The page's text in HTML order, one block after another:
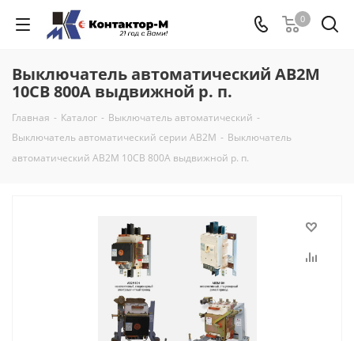
0
Выключатель автоматический АВ2М
10СВ 800А выдвижной р. п.
Главная - Каталог - Выключатель автоматический -
Выключатель автоматический серии АВ2М - Выключатель
автоматический АВ2М 10СВ 800А выдвижной р. п.